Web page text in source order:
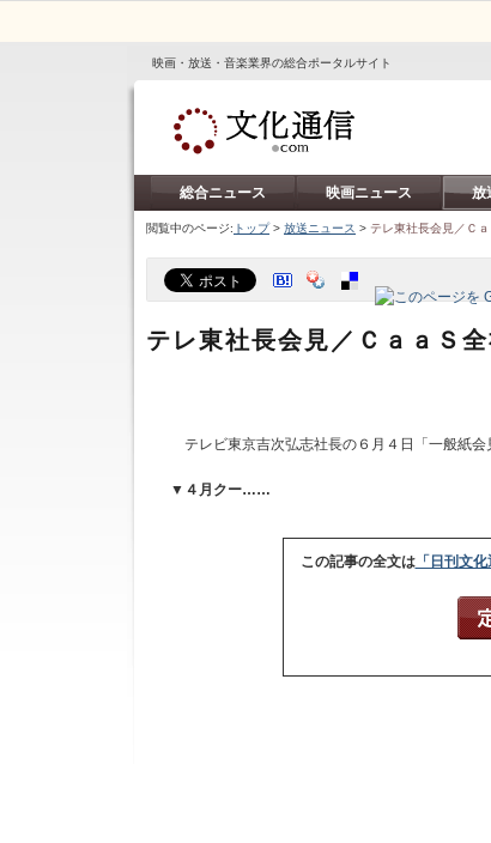
映画・放送・音楽業界の総合ポータルサイト
総合ニュース 映画ニュース 放
閲覧中のページ: トップ> 放送ニュース > テレ東社長会見／Ｃ
テレ東社長会見／ＣａａＳ
テレビ東京吉次弘志社長の６月４日「一般紙会
▼４月クー……
この記事の全文は「日刊文化